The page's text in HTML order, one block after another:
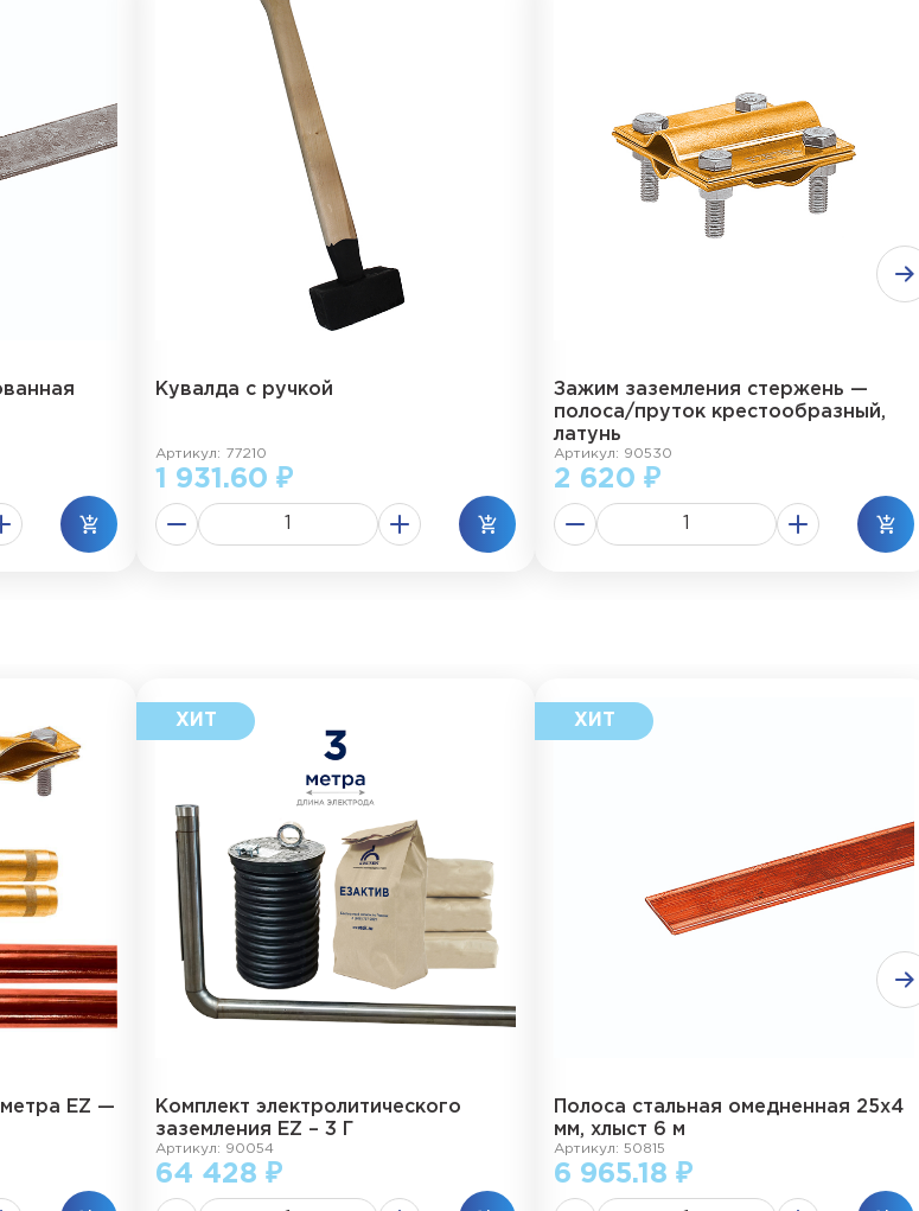
Кувалда с ручкой
Артикул: 77210
1 931.60 ₽
Зажим заземления стержень —
полоса/пруток крестообразный,
латунь
Артикул: 90530
2 620 ₽
EZ —
Комплект электролитического
заземления EZ – 3 Г
Артикул: 90054
64 428 ₽
Полоса стальная омедненная 25х4
мм, хлыст 6 м
Артикул: 50815
6 965.18 ₽